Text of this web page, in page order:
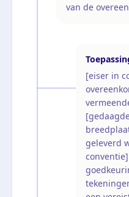
van de
[eiser in
geleverd